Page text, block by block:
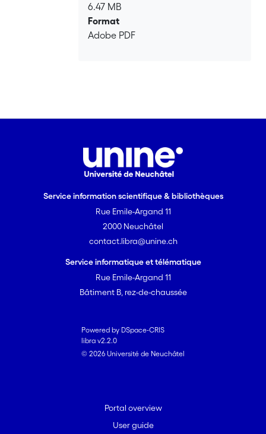
6.47 MB
Format
Adobe PDF
Service information scientifique & bibliothèques
Rue Emile-Argand 11
2000 Neuchâtel
contact.libra@unine.ch
Service informatique et télématique
Rue Emile-Argand 11
Bâtiment B, rez-de-chaussée
Powered by DSpace-CRIS
libra v2.2.0
© 2026 Université de Neuchâtel
Portal overview
User guide